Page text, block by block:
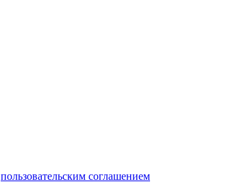
пользовательским соглашением